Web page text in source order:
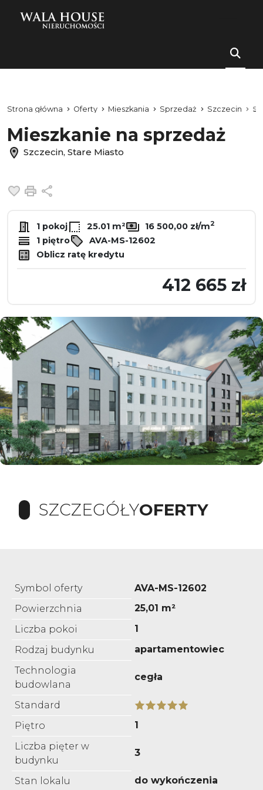
Strona główna Oferty Mieszkania Sprzedaż Szczecin
Mieszkanie na sprzedaż
Szczecin, Stare Miasto
Dodaj do ulubionych
Drukuj
1 pokoj 25.01 m² 16 500,00 zł/m2
1 piętro
AVA-MS-12602
Oblicz ratę kredytu
412 665 zł
SZCZEGÓŁYOFERTY
Symbol oferty
AVA-MS-12602
Powierzchnia
25,01 m²
Liczba pokoi
1
Rodzaj budynku
apartamentowiec
Technologia
budowlana
cegła
Standard
Piętro
1
Liczba pięter w
budynku
3
Stan lokalu do wykończenia